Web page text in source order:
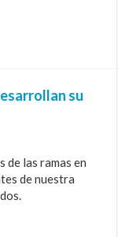
su
las ramas en
de nuestra